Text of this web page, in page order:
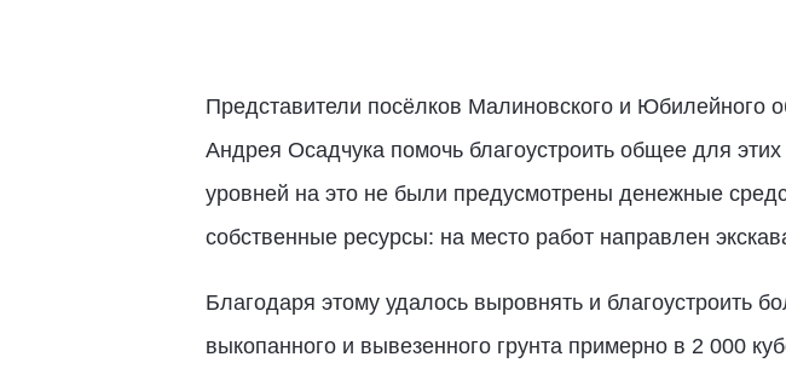
Представители посёлков Малиновского и
Андрея Осадчука помочь благоустроить общее для
уровней на это не были предусмотрены денежные
собственные ресурсы: на место работ направлен
Благодаря этому удалось выровнять и
выкопанного и вывезенного грунта примерно в 2 000